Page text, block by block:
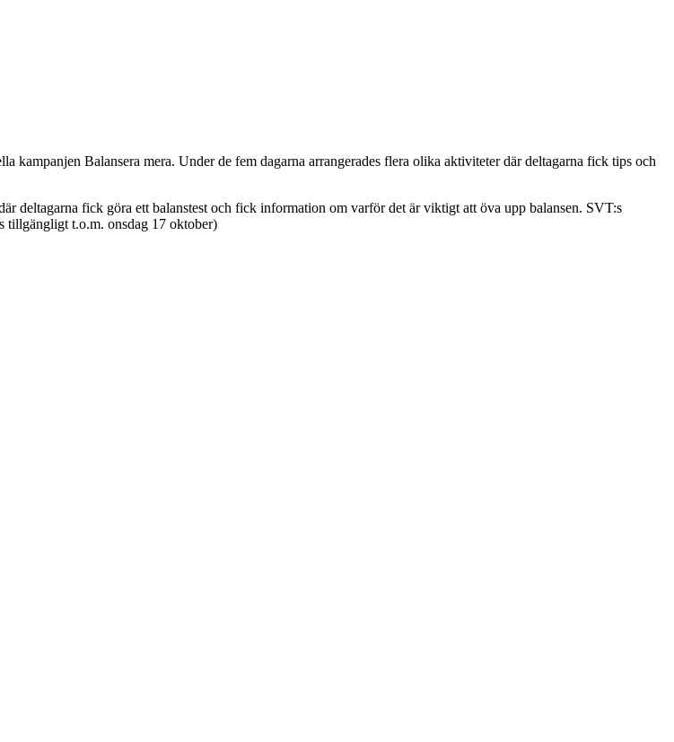
Balansera mera. Under de fem dagarna arrangerades flera olika aktiviteter där deltagarna fick tips och
deltagarna fick göra ett balanstest och fick information om varför det är viktigt att öva upp balansen. SVT:s
tillgängligt t.o.m. onsdag 17 oktober)